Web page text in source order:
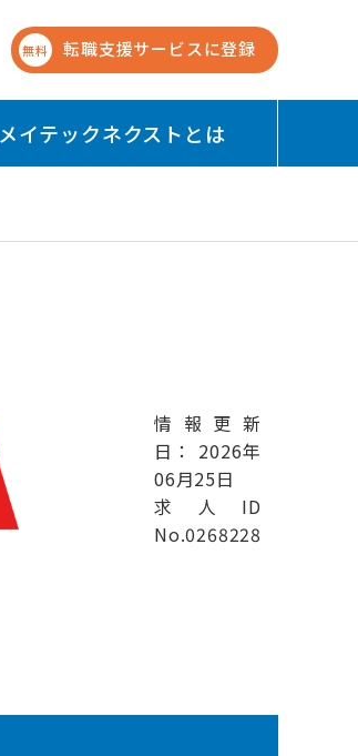
無料 転職支援サービスに登録
メイテックネクストとは
情報更新
日： 2026年
06月25日
求人ID
No.0268228